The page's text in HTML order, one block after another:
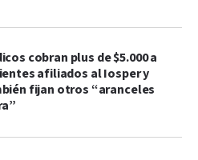
cobran plus de $5.000 a
afiliados al Iosper y
fijan otros “aranceles